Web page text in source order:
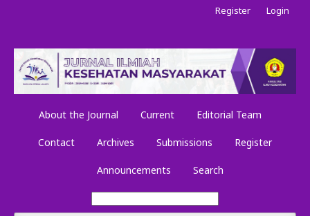
About the Journal Current Editorial Team
Contact Archives Submissions Register
Announcements Search
Register Login